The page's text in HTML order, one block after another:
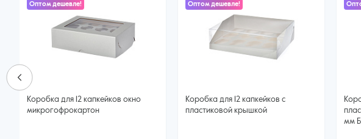
Оптом дешевле!
Коробка для 12 капкейков окно
микрогофрокартон
Оптом дешевле!
Коробка для 12 капкейков с
пластиковой крышкой
мм